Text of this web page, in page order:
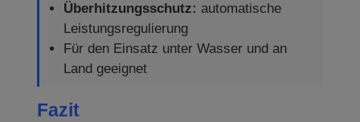
Überhitzungsschutz: automatische
Leistungsregulierung
Für den Einsatz unter Wasser und an
Land geeignet
Fazit